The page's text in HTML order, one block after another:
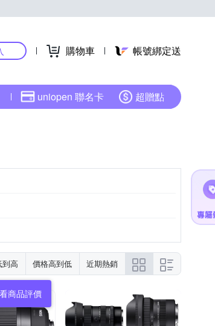
購物車 帳號綁定送
uniopen 聯名卡 超贈點
到高 價格高到低 近期熱銷
商品評價